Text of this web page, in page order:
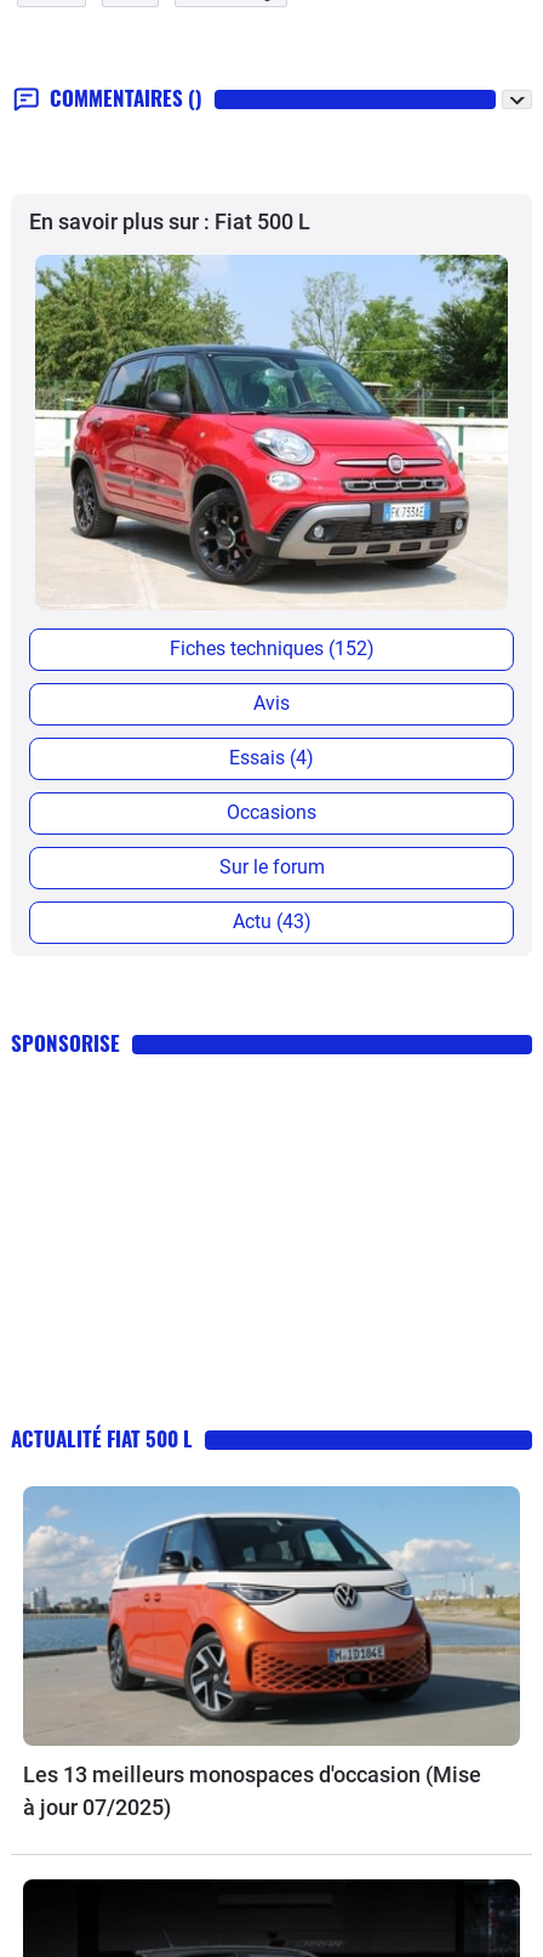
COMMENTAIRES ()
En savoir plus sur : Fiat 500 L
Fiches techniques (152)
Avis
Essais (4)
Occasions
Sur le forum
Actu (43)
SPONSORISE
ACTUALITÉ FIAT 500 L
Les 13 meilleurs monospaces d'occasion (Mise
à jour 07/2025)